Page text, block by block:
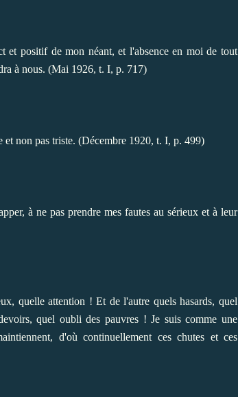
et positif de mon néant, et l'absence en moi de tout
à nous. (Mai 1926, t. I, p. 717)
non pas triste. (Décembre 1920, t. I, p. 499)
à ne pas prendre mes fautes au sérieux et à leur
quelle attention ! Et de l'autre quels hasards, quel
quel oubli des pauvres ! Je suis comme une
d'où continuellement ces chutes et ces